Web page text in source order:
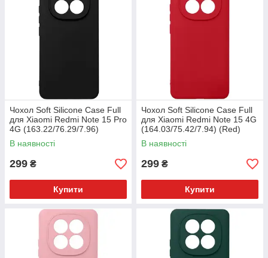
Чохол Soft Silicone Case Full
для Xiaomi Redmi Note 15 Pro
4G (163.22/76.29/7.96)
(Black)
В наявності
299 ₴
Купити
Чохол Soft Silicone Case Full
для Xiaomi Redmi Note 15 4G
(164.03/75.42/7.94) (Red)
В наявності
299 ₴
Купити